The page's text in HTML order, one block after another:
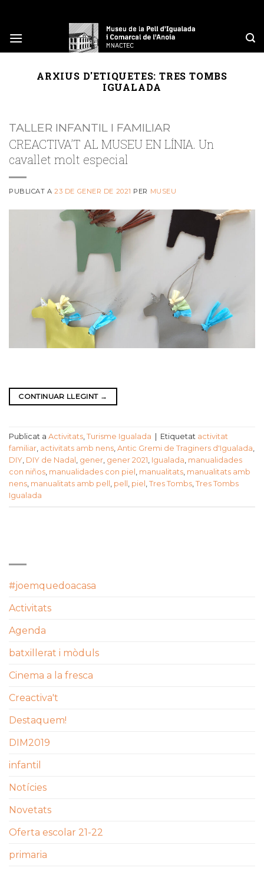
content
ARXIUS D'ETIQUETES: TRES TOMBS
IGUALADA
TALLER INFANTIL I FAMILIAR
CREACTIVA’T AL MUSEU EN LÍNIA. Un
cavallet molt especial
PUBLICAT A23 DE GENER DE 2021 PER MUSEU
CONTINUAR LLEGINT →
Publicat a Activitats Turisme Igualada Etiquetat activitat
familiar activitats amb nens Antic Gremi de Traginers d'Igualada
DIY DIY de Nadal gener gener 2021 Igualada manualidades
con niños manualidades con piel manualitats manualitats amb
nens manualitats amb pell pell piel Tres Tombs Tres Tombs
Igualada
#joemquedoacasa
Activitats
Agenda
batxillerat i mòduls
Cinema a la fresca
Creactiva't
Destaquem!
DIM2019
infantil
Notícies
Novetats
Oferta escolar 21-22
primaria